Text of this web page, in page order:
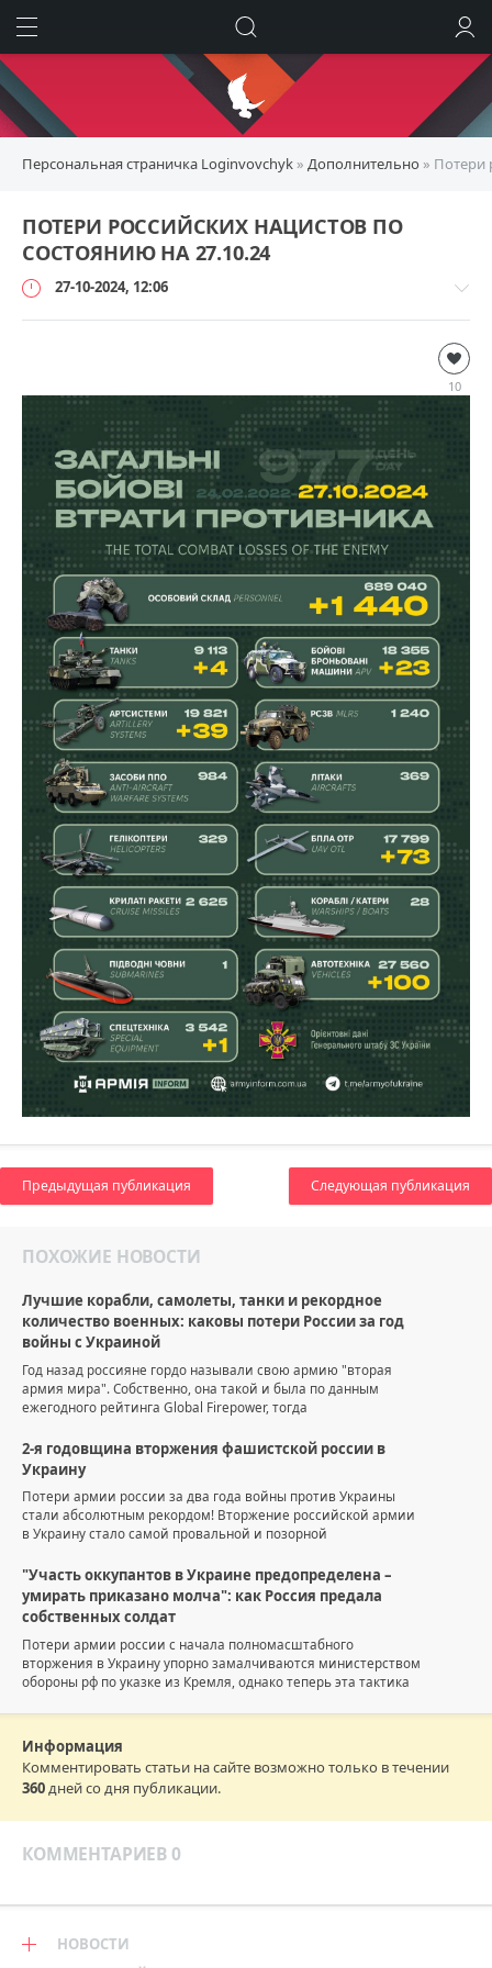
Персональная страничка Loginvovchyk » Дополнительно » Потери
ПОТЕРИ РОССИЙСКИХ НАЦИСТОВ ПО
СОСТОЯНИЮ НА 27.10.24
27-10-2024, 12:06
11
10
Предыдущая публикация Следующая публикация
ПОХОЖИЕ НОВОСТИ
Лучшие корабли, самолеты, танки и рекордное
количество военных: каковы потери России за год
войны с Украиной
Год назад россияне гордо называли свою армию "вторая
армия мира". Собственно, она такой и была по данным
ежегодного рейтинга Global Firepower, тогда
2-я годовщина вторжения фашистской россии в
Украину
Потери армии россии за два года войны против Украины
стали абсолютным рекордом! Вторжение российской армии
в Украину стало самой провальной и позорной
"Участь оккупантов в Украине предопределена –
умирать приказано молча": как Россия предала
собственных солдат
Потери армии россии с начала полномасштабного
вторжения в Украину упорно замалчиваются министерством
обороны рф по указке из Кремля, однако теперь эта тактика
Информация
Комментировать статьи на сайте возможно только в течении
360дней со дня публикации.
КОММЕНТАРИЕВ 0
НОВОСТИ